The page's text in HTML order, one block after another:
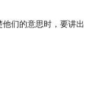
们的意思时，要讲出